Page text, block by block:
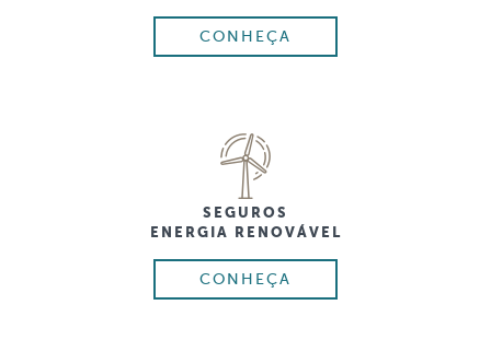
CONHEÇA
SEGUROS
ENERGIA RENOVÁVEL
CONHEÇA